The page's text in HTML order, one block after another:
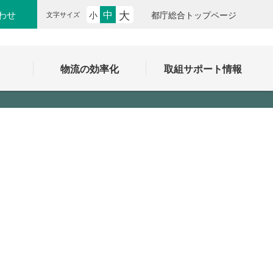
せ 文字サイズ 小 中 大 都庁総合トップページ
物流の効率化 取組サポート情報